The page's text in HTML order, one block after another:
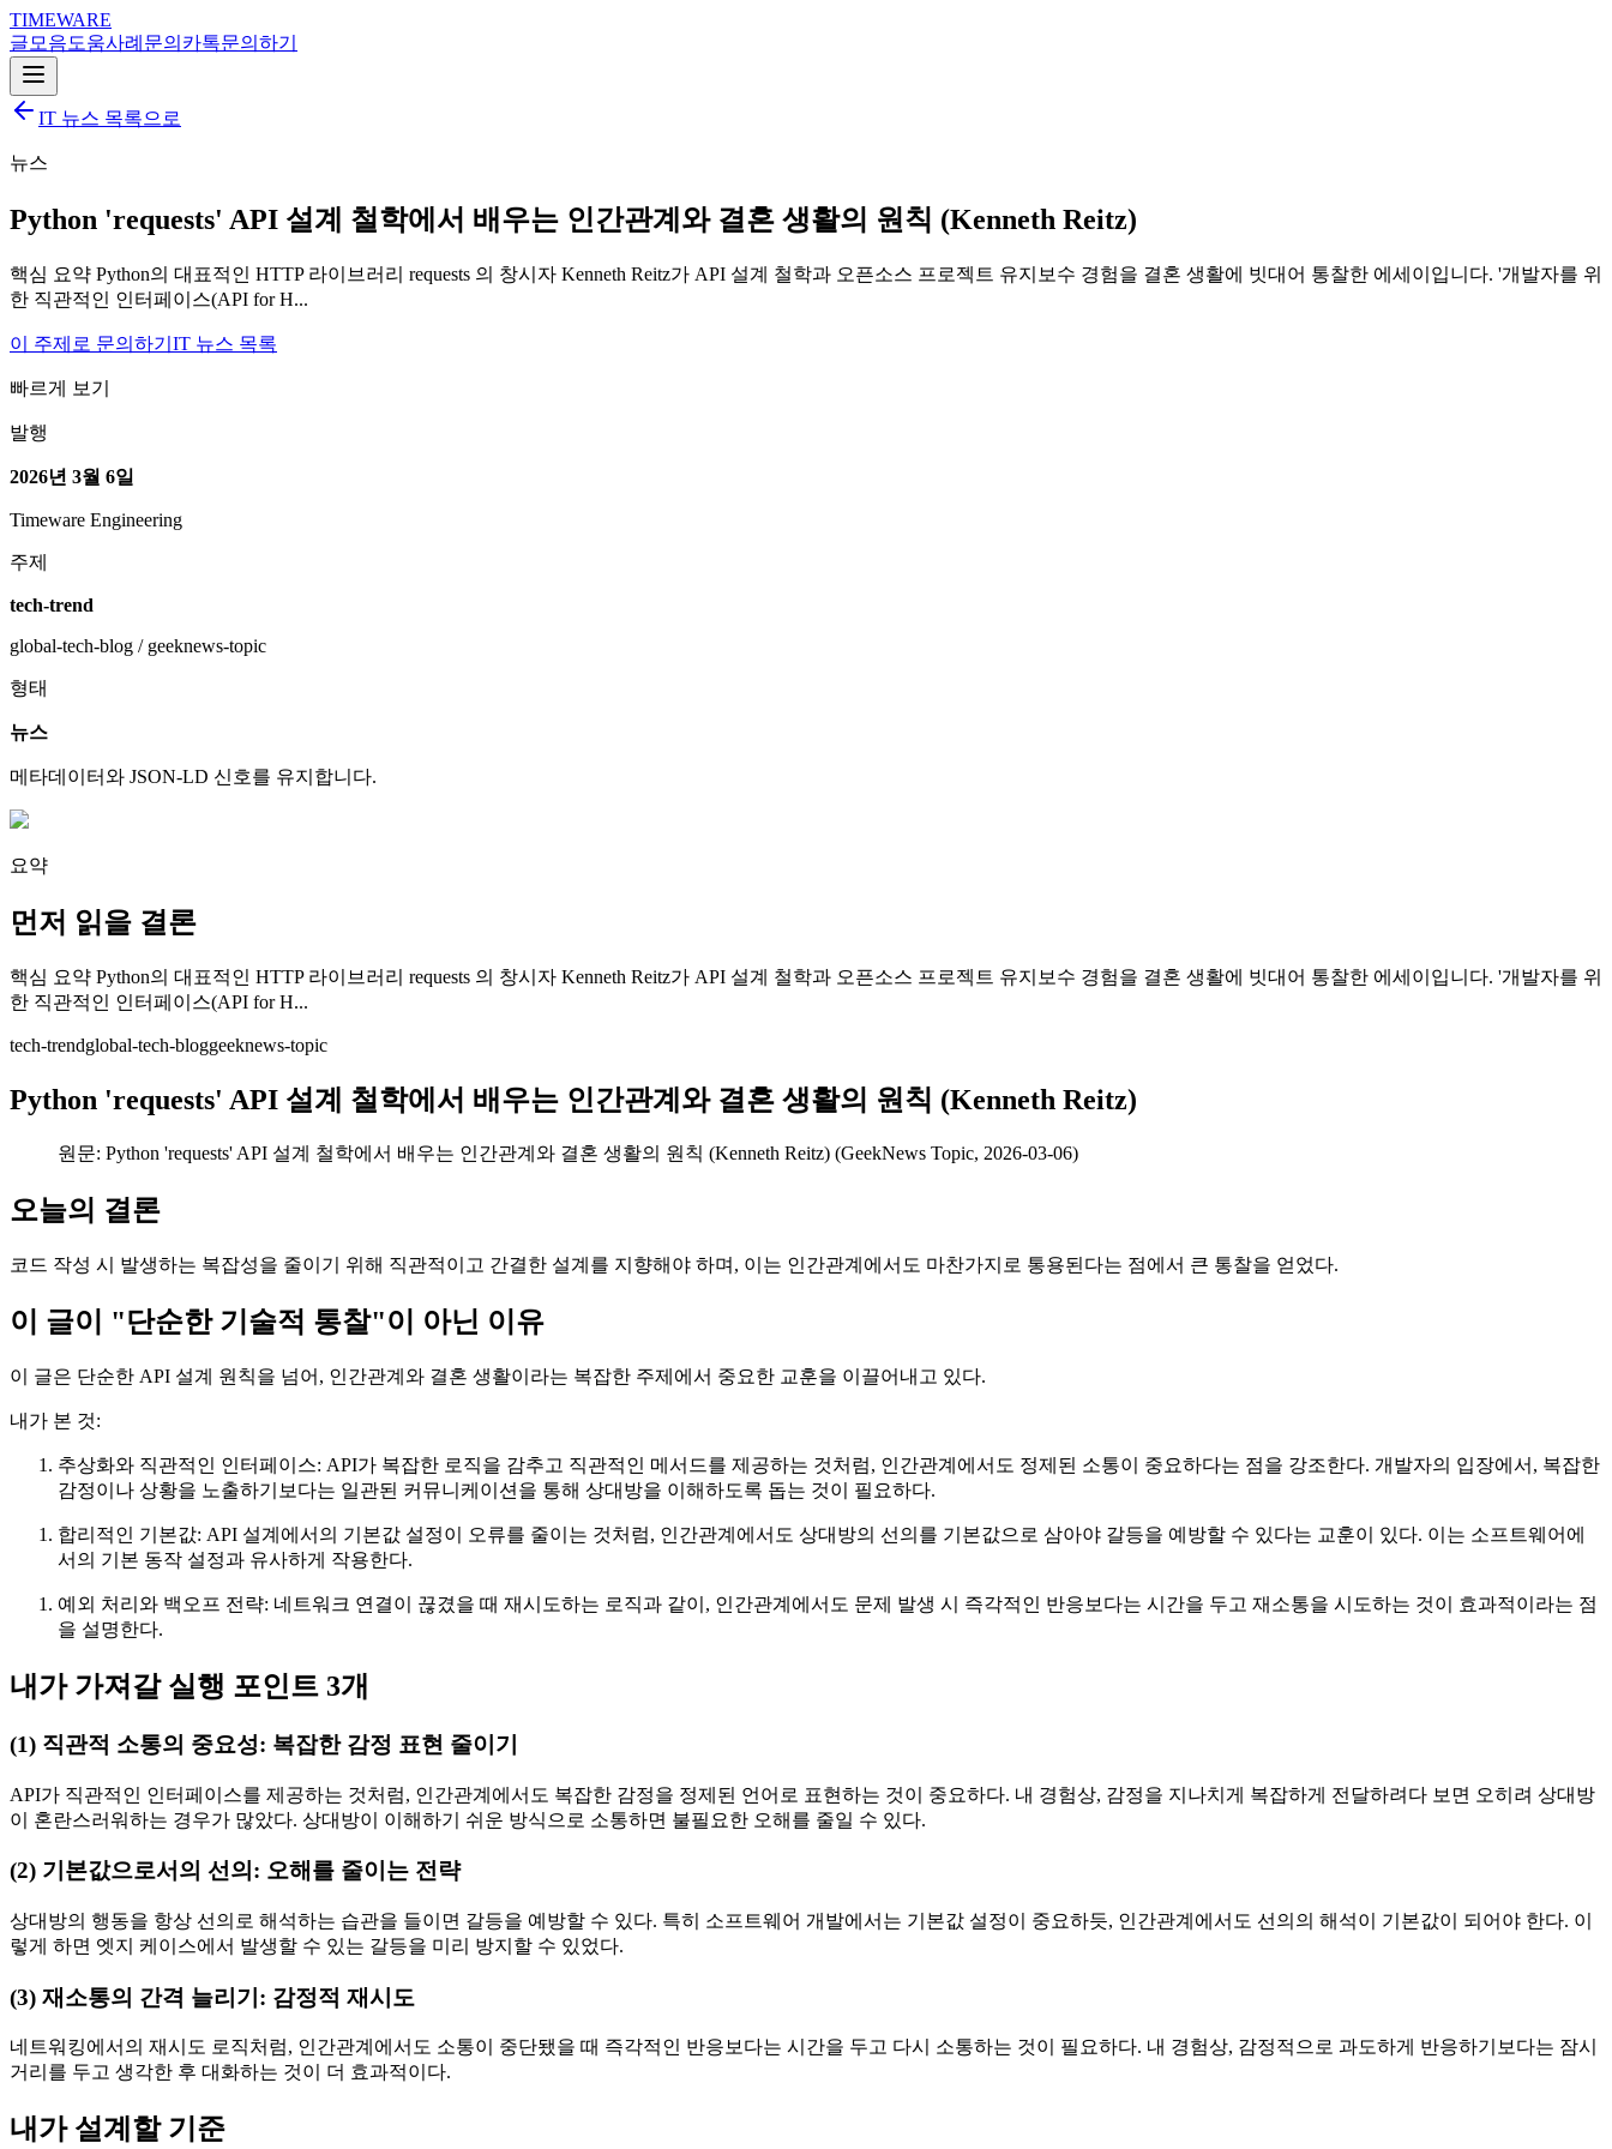
TIMEWARE
글 모음도움사례 문의 카톡문의하기
IT 뉴스 목록으로
뉴스
Python 'requests' API 설계 철학에서 배우는 인간관계와 결혼 생활의 원칙 (Kenneth Reitz)
핵심 요약 Python의 대표적인 HTTP 라이브러리 requests 의 창시자 Kenneth Reitz가 API 설계 철학과 오픈소스 프로젝트 유지보수 경험을 결혼 생활에 빗대어 통찰한 에세이입니다. '개발자를 위
한 직관적인 인터페이스(API for H...
이 주제로 문의하기 IT 뉴스 목록
빠르게 보기
발행
2026년 3월 6일
Timeware Engineering
주제
tech-trend
global-tech-blog / geeknews-topic
형태
뉴스
메타데이터와 JSON-LD 신호를 유지합니다.
요약
먼저 읽을 결론
핵심 요약 Python의 대표적인 HTTP 라이브러리 requests 의 창시자 Kenneth Reitz가 API 설계 철학과 오픈소스 프로젝트 유지보수 경험을 결혼 생활에 빗대어 통찰한 에세이입니다. '개발자를 위
한 직관적인 인터페이스(API for H...
tech-trendglobal-tech-bloggeeknews-topic
Python 'requests' API 설계 철학에서 배우는 인간관계와 결혼 생활의 원칙 (Kenneth Reitz)
원문: Python 'requests' API 설계 철학에서 배우는 인간관계와 결혼 생활의 원칙 (Kenneth Reitz) (GeekNews Topic, 2026-03-06)
오늘의 결론
코드 작성 시 발생하는 복잡성을 줄이기 위해 직관적이고 간결한 설계를 지향해야 하며, 이는 인간관계에서도 마찬가지로 통용된다는 점에서 큰 통찰을 얻었다.
이 글이 "단순한 기술적 통찰"이 아닌 이유
이 글은 단순한 API 설계 원칙을 넘어, 인간관계와 결혼 생활이라는 복잡한 주제에서 중요한 교훈을 이끌어내고 있다.
내가 본 것:
추상화와 직관적인 인터페이스: API가 복잡한 로직을 감추고 직관적인 메서드를 제공하는 것처럼, 인간관계에서도 정제된 소통이 중요하다는 점을 강조한다. 개발자의 입장에서, 복잡한
감정이나 상황을 노출하기보다는 일관된 커뮤니케이션을 통해 상대방을 이해하도록 돕는 것이 필요하다.
합리적인 기본값: API 설계에서의 기본값 설정이 오류를 줄이는 것처럼, 인간관계에서도 상대방의 선의를 기본값으로 삼아야 갈등을 예방할 수 있다는 교훈이 있다. 이는 소프트웨어에
서의 기본 동작 설정과 유사하게 작용한다.
예외 처리와 백오프 전략: 네트워크 연결이 끊겼을 때 재시도하는 로직과 같이, 인간관계에서도 문제 발생 시 즉각적인 반응보다는 시간을 두고 재소통을 시도하는 것이 효과적이라는 점
을 설명한다.
내가 가져갈 실행 포인트 3개
(1) 직관적 소통의 중요성: 복잡한 감정 표현 줄이기
API가 직관적인 인터페이스를 제공하는 것처럼, 인간관계에서도 복잡한 감정을 정제된 언어로 표현하는 것이 중요하다. 내 경험상, 감정을 지나치게 복잡하게 전달하려다 보면 오히려 상대방
이 혼란스러워하는 경우가 많았다. 상대방이 이해하기 쉬운 방식으로 소통하면 불필요한 오해를 줄일 수 있다.
(2) 기본값으로서의 선의: 오해를 줄이는 전략
상대방의 행동을 항상 선의로 해석하는 습관을 들이면 갈등을 예방할 수 있다. 특히 소프트웨어 개발에서는 기본값 설정이 중요하듯, 인간관계에서도 선의의 해석이 기본값이 되어야 한다. 이
렇게 하면 엣지 케이스에서 발생할 수 있는 갈등을 미리 방지할 수 있었다.
(3) 재소통의 간격 늘리기: 감정적 재시도
네트워킹에서의 재시도 로직처럼, 인간관계에서도 소통이 중단됐을 때 즉각적인 반응보다는 시간을 두고 다시 소통하는 것이 필요하다. 내 경험상, 감정적으로 과도하게 반응하기보다는 잠시
거리를 두고 생각한 후 대화하는 것이 더 효과적이다.
내가 설계할 기준